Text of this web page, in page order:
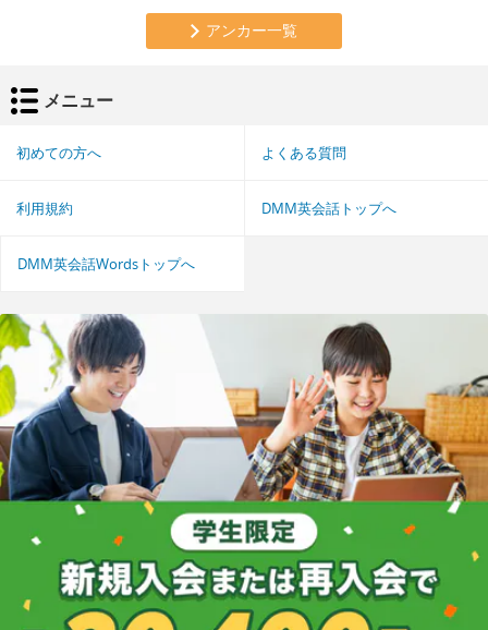
アンカー一覧
メニュー
初めての方へ よくある質問
利用規約 DMM英会話トップへ
DMM英会話Wordsトップへ